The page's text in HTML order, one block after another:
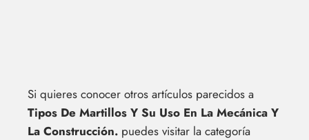
Si quieres conocer otros artículos parecidos a
Tipos De Martillos Y Su Uso En La Mecánica Y
La Construcción. puedes visitar la categoría